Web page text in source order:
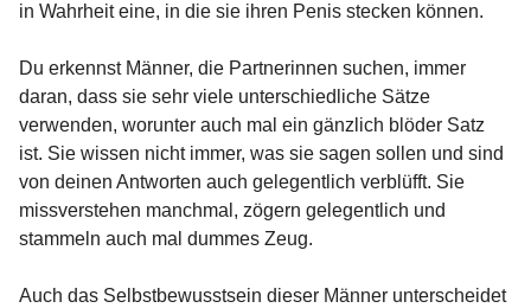
in Wahrheit eine, in die sie ihren Penis stecken können.
Du erkennst Männer, die Partnerinnen suchen, immer
daran, dass sie sehr viele unterschiedliche Sätze
verwenden, worunter auch mal ein gänzlich blöder Satz
ist. Sie wissen nicht immer, was sie sagen sollen und sind
von deinen Antworten auch gelegentlich verblüfft. Sie
missverstehen manchmal, zögern gelegentlich und
stammeln auch mal dummes Zeug.
Auch das Selbstbewusstsein dieser Männer unterscheidet